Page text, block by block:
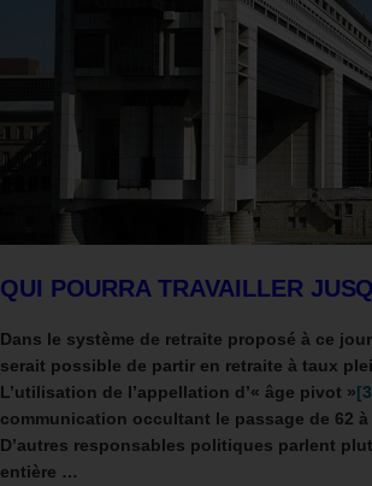
QUI POURRA TRAVAILLER
Dans le système de retraite proposé à ce
serait possible de partir en retraite à taux
L’utilisation de l’appellation d’« âge pivot »
communication occultant le passage de 62
D’autres responsables politiques parlent
entière …